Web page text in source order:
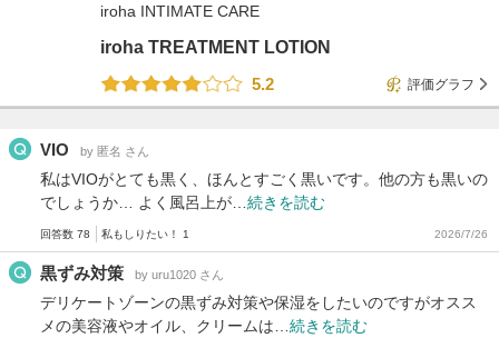
iroha INTIMATE CARE
iroha TREATMENT LOTION
5.2
評価グラフ
VIO by 匿名 さん
私はVIOがとても黒く、ほんとすごく黒いです。他の方も黒いの
でしょうか… よく風呂上が… 続きを読む
回答数 78 私もしりたい！ 1 2026/7/26
黒ずみ対策 by uru1020 さん
デリケートゾーンの黒ずみ対策や保湿をしたいのですがオスス
メの美容液やオイル、クリームは… 続きを読む